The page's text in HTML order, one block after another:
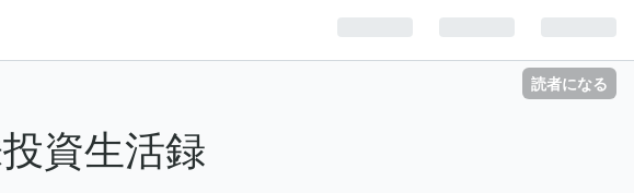
読者になる
資生活録